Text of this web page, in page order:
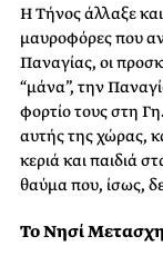
Η Τήνος άλλαξε
μαυροφόρες που
Παναγίας, οι
“μάνα”, την
φορτίο τους στη
αυτής της χώρας,
κεριά και παιδιά
θαύμα που, ίσως,
Το Νησί